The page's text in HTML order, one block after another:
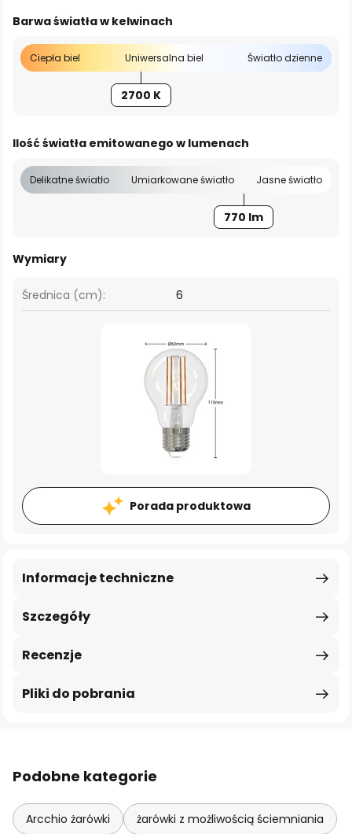
Barwa światła w kelwinach
Ciepła biel Uniwersalna biel Światło dzienne
2700 K
Ilość światła emitowanego w lumenach
Delikatne światło Umiarkowane światło Jasne światło
770 lm
Wymiary
Średnica (cm): 6
Porada produktowa
Szczegóły
Informacje techniczne
Recenzje
Pliki do pobrania
Podobne kategorie
Arcchio żarówki żarówki z możliwością ściemniania